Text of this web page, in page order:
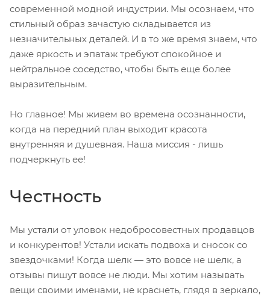
современной модной индустрии. Мы осознаем, что
стильный образ зачастую складывается из
незначительных деталей. И в то же время знаем, что
даже яркость и эпатаж требуют спокойное и
нейтральное соседство, чтобы быть еще более
выразительным.
Но главное! Мы живем во времена осознанности,
когда на передний план выходит красота
внутренняя и душевная. Наша миссия - лишь
подчеркнуть ее!
Честность
Мы устали от уловок недобросовестных продавцов
и конкурентов! Устали искать подвоха и сносок со
звездочками! Когда шелк — это вовсе не шелк, а
отзывы пишут вовсе не люди. Мы хотим называть
вещи своими именами, не краснеть, глядя в зеркало,